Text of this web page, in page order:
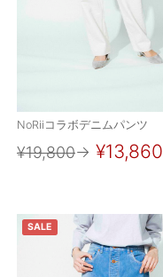
ご利用ガイド
ご利用規約
NoRiiコラボデニムパンツ
¥19,800→ ¥13,860
SALE